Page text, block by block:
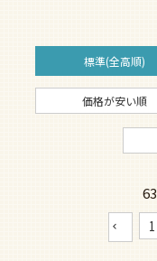
標準(全高順)
価格が安い順
63
1